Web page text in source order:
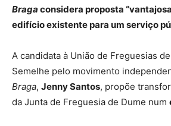
Braga considera proposta
edifício existente para um serviço
A candidata à União de Freguesias
Semelhe pelo movimento
Braga, Jenny Santos, propõe
da Junta de Freguesia de Dume num